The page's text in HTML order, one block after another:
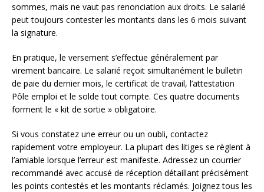
sommes, mais ne vaut pas renonciation aux droits. Le salarié
peut toujours contester les montants dans les 6 mois suivant
la signature.
En pratique, le versement s’effectue généralement par
virement bancaire. Le salarié reçoit simultanément le bulletin
de paie du dernier mois, le certificat de travail, l’attestation
Pôle emploi et le solde tout compte. Ces quatre documents
forment le « kit de sortie » obligatoire.
Si vous constatez une erreur ou un oubli, contactez
rapidement votre employeur. La plupart des litiges se règlent à
l’amiable lorsque l’erreur est manifeste. Adressez un courrier
recommandé avec accusé de réception détaillant précisément
les points contestés et les montants réclamés. Joignez tous les